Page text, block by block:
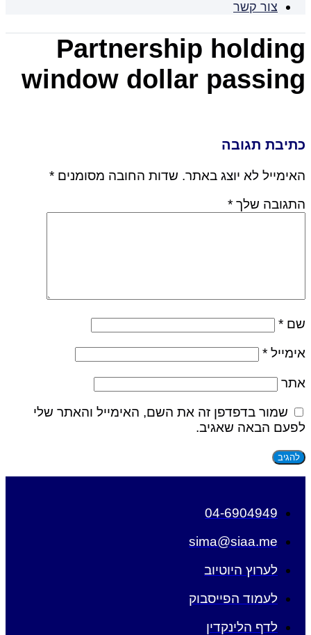
צור קשר
Partnership holding
window dollar passing
כתיבת תגובה
האימייל לא יוצג באתר. שדות החובה מסומנים *
התגובה שלך *
שם *
אימייל *
אתר
שמור בדפדפן זה את השם, האימייל והאתר שלי
לפעם הבאה שאגיב.
04-6904949
sima@siaa.me
לערוץ היוטיוב
לעמוד הפייסבוק
לדף הלינקדין